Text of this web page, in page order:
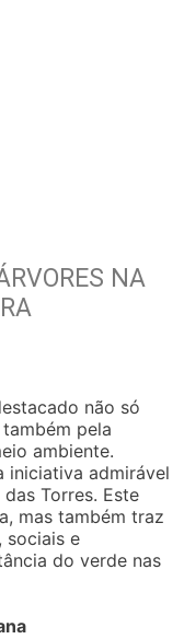
NA
não só
pela
ambiente.
iniciativa admirável
Torres. Este
mas também traz
sociais e
do verde nas